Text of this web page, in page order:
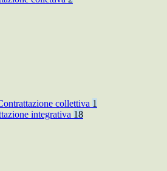
collettiva 1
integrativa 18